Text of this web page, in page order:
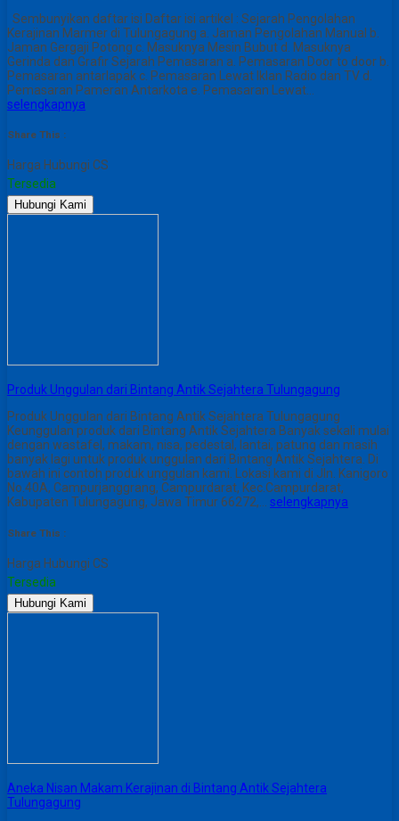
Sembunyikan daftar isi Daftar isi artikel : Sejarah Pengolahan
Kerajinan Marmer di Tulungagung a. Jaman Pengolahan Manual b.
Jaman Gergaji Potong c. Masuknya Mesin Bubut d. Masuknya
Gerinda dan Grafir Sejarah Pemasaran a. Pemasaran Door to door b.
Pemasaran antarlapak c. Pemasaran Lewat Iklan Radio dan TV d.
Pemasaran Pameran Antarkota e. Pemasaran Lewat…
selengkapnya
Share This :
Harga Hubungi CS
Tersedia
Hubungi Kami
Produk Unggulan dari Bintang Antik Sejahtera Tulungagung
Produk Unggulan dari Bintang Antik Sejahtera Tulungagung
Keunggulan produk dari Bintang Antik Sejahtera Banyak sekali mulai
dengan wastafel, makam, nisa, pedestal, lantai, patung dan masih
banyak lagi untuk produk unggulan dari Bintang Antik Sejahtera. Di
bawah ini contoh produk unggulan kami. Lokasi kami di Jln. Kanigoro
No.40A, Campurjanggrang, Campurdarat, Kec.Campurdarat,
Kabupaten Tulungagung, Jawa Timur 66272,… selengkapnya
Share This :
Harga Hubungi CS
Tersedia
Hubungi Kami
Aneka Nisan Makam Kerajinan di Bintang Antik Sejahtera
Tulungagung